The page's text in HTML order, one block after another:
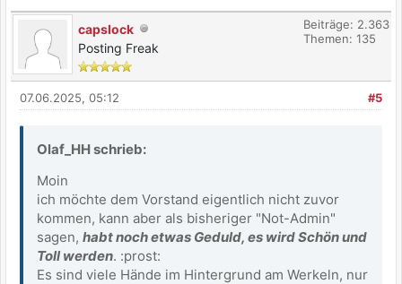
capslock
Posting Freak
Beiträge: 2.363
Themen: 135
#5
07.06.2025, 05:12
Olaf_HH schrieb:
Moin
ich möchte dem Vorstand eigentlich nicht zuvor
kommen, kann aber als bisheriger "Not-Admin"
sagen, habt noch etwas Geduld, es wird Schön und
Toll werden. :prost:
Es sind viele Hände im Hintergrund am Werkeln, nur